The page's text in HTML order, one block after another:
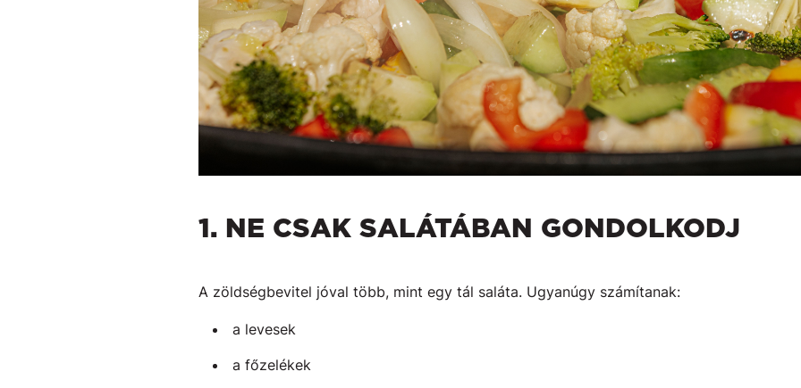
1. NE CSAK SALÁTÁBAN GONDOLKODJ
A zöldségbevitel jóval több, mint egy tál saláta. Ugyanúgy számítanak:
a levesek
a főzelékek